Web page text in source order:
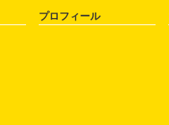
プロフィール